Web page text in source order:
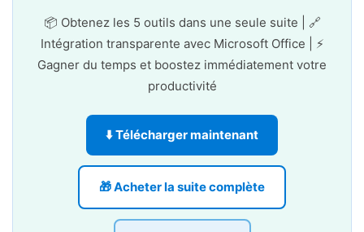
📦 Obtenez les 5 outils dans une seule suite | 🔗
Intégration transparente avec Microsoft Office | ⚡
Gagner du temps et boostez immédiatement votre
productivité
⬇️ Télécharger maintenant
🎁 Acheter la suite complète